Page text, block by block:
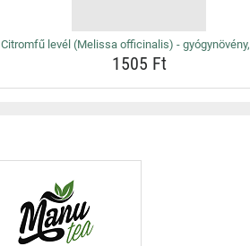
Citromfű levél (Melissa officinalis) -
1505 Ft